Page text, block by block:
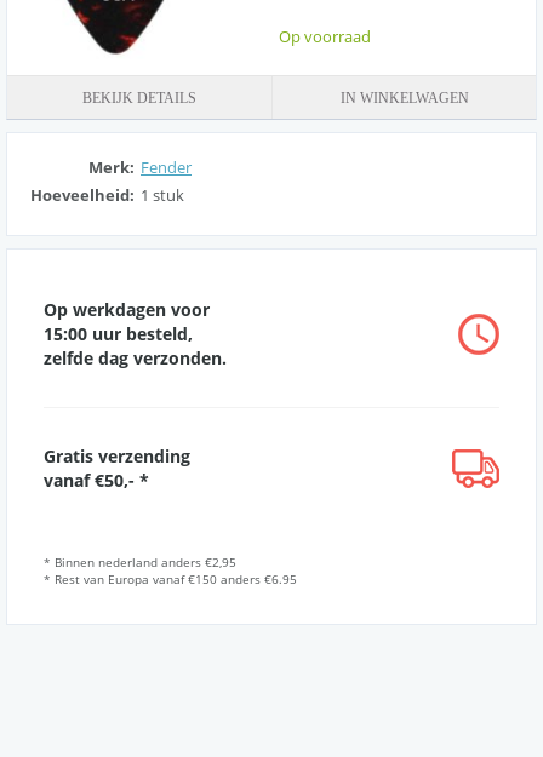
Op voorraad
BEKIJK DETAILS IN WINKELWAGEN
Merk: Fender
Hoeveelheid: 1 stuk
Op werkdagen voor
15:00 uur besteld,
zelfde dag verzonden.
Gratis verzending
vanaf €50,- *
* Binnen nederland anders €2,95
* Rest van Europa vanaf €150 anders €6.95